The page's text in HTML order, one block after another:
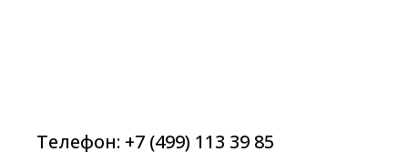
Телефон: +7 (499) 113 39 85